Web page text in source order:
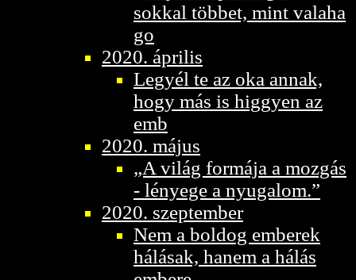
sokkal többet, mint valaha
go
2020. április
Legyél te az oka annak,
hogy más is higgyen az
emb
2020. május
„A világ formája a mozgás
- lényege a nyugalom.”
2020. szeptember
Nem a boldog emberek
hálásak, hanem a hálás